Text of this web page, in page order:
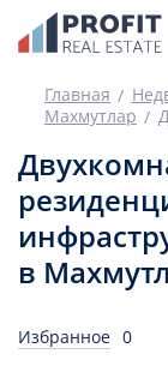
Главная
Махмутлар
в
Избранное 0